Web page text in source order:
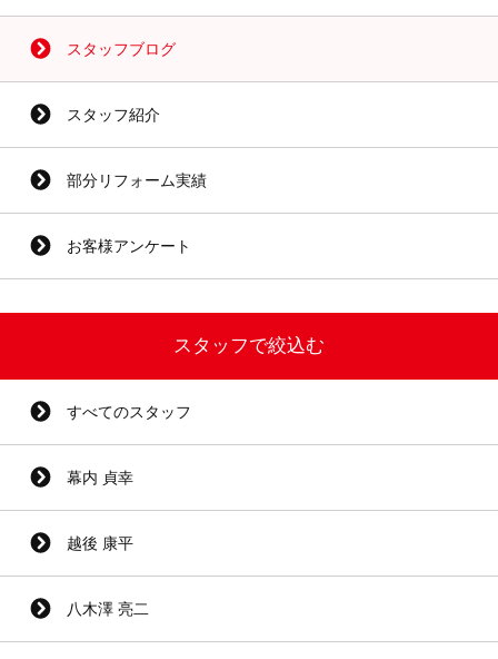
スタッフブログ
スタッフ紹介
部分リフォーム実績
お客様アンケート
スタッフで絞込む
すべてのスタッフ
幕内 貞幸
越後 康平
八木澤 亮二